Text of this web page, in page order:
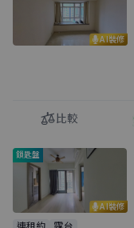
AI裝修
比較
AI裝修
鎖匙盤